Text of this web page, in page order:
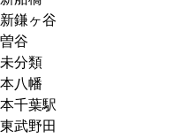
新鎌ヶ谷
曽谷
未分類
本八幡
本千葉駅
東武野田